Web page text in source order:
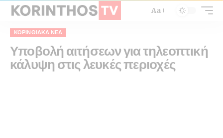
Aa
ΚΟΡΙΝΘΙΑΚΆ ΝΈΑ
Υποβολή αιτήσεων για τηλεοπτική
κάλυψη στις λευκές περιοχές